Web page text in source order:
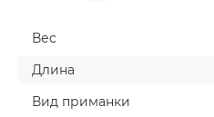
Вес
Длина
Вид приманки